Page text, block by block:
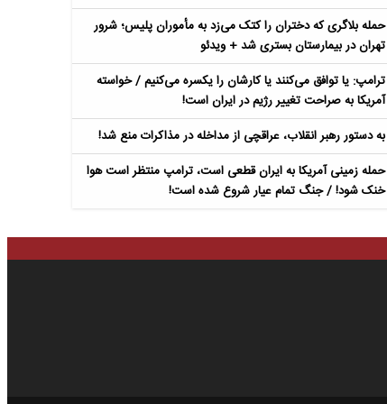
حمله بلاگری که دختران را کتک می‌زد به مأموران پلیس؛ شرور
تهران در بیمارستان بستری شد + ویدئو
ترامپ: یا توافق می‌کنند یا کارشان را یکسره می‌کنیم / خواسته
آمریکا به صراحت تغییر رژیم در ایران است!
به دستور رهبر انقلاب، عراقچی از مداخله در مذاکرات منع شد!
حمله زمینی آمریکا به ایران قطعی است، ترامپ منتظر است هوا
خنک شود! / جنگ تمام عیار شروع شده است!